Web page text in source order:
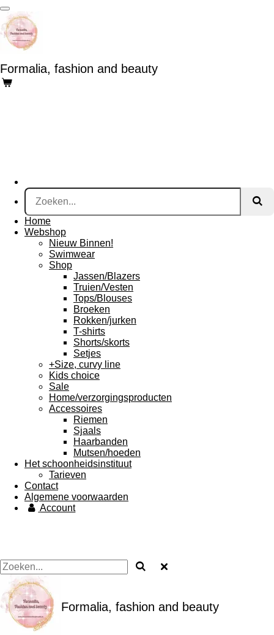
Ga
direct
naar
de
Formalia, fashion and beauty
Home
Webshop
Nieuw Binnen!
Swimwear
Shop
Jassen/Blazers
Truien/Vesten
Tops/Blouses
Broeken
Rokken/jurken
T-shirts
Shorts/skorts
Setjes
+Size, curvy line
Kids choice
Sale
Home/verzorgingsproducten
Accessoires
Riemen
Sjaals
Haarbanden
Mutsen/hoeden
Het schoonheidsinstituut
Tarieven
Contact
Algemene voorwaarden
Account
Formalia, fashion and beauty